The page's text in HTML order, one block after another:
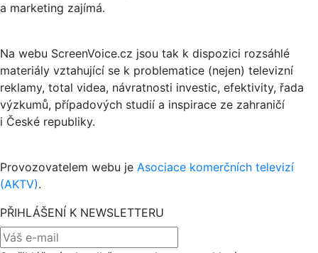
a marketing zajímá.
Na webu ScreenVoice.cz jsou tak k dispozici rozsáhlé
materiály vztahující se k problematice (nejen) televizní
reklamy, total videa, návratnosti investic, efektivity, řada
výzkumů, případových studií a inspirace ze zahraničí
i České republiky.
Provozovatelem webu je Asociace komerčních televizí
(AKTV).
PŘIHLÁŠENÍ K NEWSLETTERU